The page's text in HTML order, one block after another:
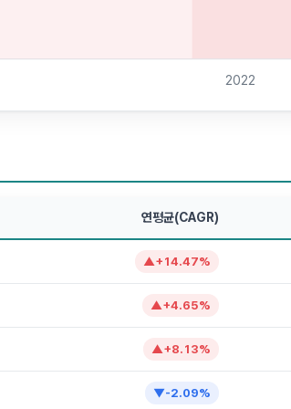
2022
연평균(CAGR)
▲+ 14.47%
▲+4.65%
▲+8.13%
▼-2.09%